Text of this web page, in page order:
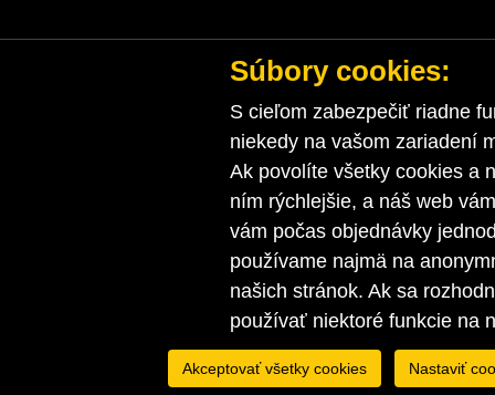
Súbory cookies:
S cieľom zabezpečiť riadne
niekedy na vašom zariadení
Ak povolíte všetky cookies a
ním rýchlejšie, a náš web
vám počas objednávky
používame najmä na
našich stránok. Ak sa
používať niektoré funkcie na
Akceptovať všetky cookies Nastaviť